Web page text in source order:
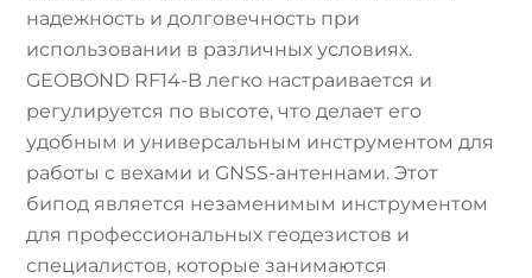
надежность и долговечность при
использовании в различных условиях.
GEOBOND RF14-B легко настраивается и
регулируется по высоте, что делает его
удобным и универсальным инструментом для
работы с вехами и GNSS-антеннами. Этот
бипод является незаменимым инструментом
для профессиональных геодезистов и
специалистов, которые занимаются